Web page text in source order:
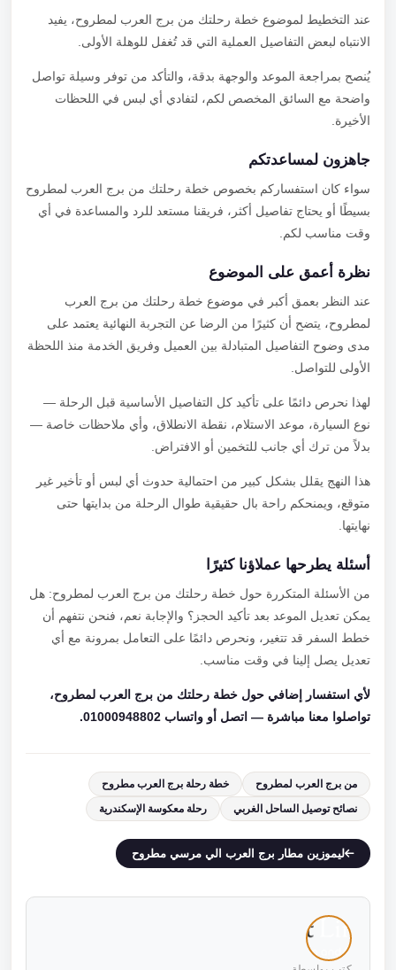
عند التخطيط لموضوع خطة رحلتك من برج العرب لمطروح، يفيد
الانتباه لبعض التفاصيل العملية التي قد تُغفل للوهلة الأولى.
يُنصح بمراجعة الموعد والوجهة بدقة، والتأكد من توفر وسيلة تواصل
واضحة مع السائق المخصص لكم، لتفادي أي لبس في اللحظات
الأخيرة.
جاهزون لمساعدتكم
سواء كان استفساركم بخصوص خطة رحلتك من برج العرب لمطروح
بسيطًا أو يحتاج تفاصيل أكثر، فريقنا مستعد للرد والمساعدة في أي
وقت مناسب لكم.
نظرة أعمق على الموضوع
عند النظر بعمق أكبر في موضوع خطة رحلتك من برج العرب
لمطروح، يتضح أن كثيرًا من الرضا عن التجربة النهائية يعتمد على
مدى وضوح التفاصيل المتبادلة بين العميل وفريق الخدمة منذ اللحظة
الأولى للتواصل.
لهذا نحرص دائمًا على تأكيد كل التفاصيل الأساسية قبل الرحلة —
نوع السيارة، موعد الاستلام، نقطة الانطلاق، وأي ملاحظات خاصة —
بدلاً من ترك أي جانب للتخمين أو الافتراض.
هذا النهج يقلل بشكل كبير من احتمالية حدوث أي لبس أو تأخير غير
متوقع، ويمنحكم راحة بال حقيقية طوال الرحلة من بدايتها حتى
نهايتها.
أسئلة يطرحها عملاؤنا كثيرًا
من الأسئلة المتكررة حول خطة رحلتك من برج العرب لمطروح: هل
يمكن تعديل الموعد بعد تأكيد الحجز؟ والإجابة نعم، فنحن نتفهم أن
خطط السفر قد تتغير، ونحرص دائمًا على التعامل بمرونة مع أي
تعديل يصل إلينا في وقت مناسب.
لأي استفسار إضافي حول خطة رحلتك من برج العرب لمطروح،
تواصلوا معنا مباشرة — اتصل أو واتساب 01000948802.
من برج العرب لمطروح
خطة رحلة برج العرب مطروح
نصائح توصيل الساحل الغربي
رحلة معكوسة الإسكندرية
ليموزين مطار برج العرب الي مرسي مطروح